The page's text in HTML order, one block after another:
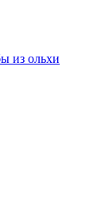
из ольхи